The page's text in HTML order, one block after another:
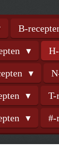
B-
T-
#-